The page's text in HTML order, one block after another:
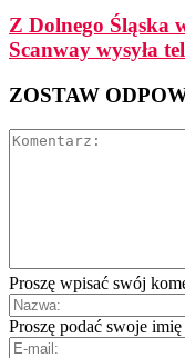
Z Dolnego Śląska
Scanway wysyła
ZOSTAW
Proszę wpisać swój
Proszę podać swoje imię